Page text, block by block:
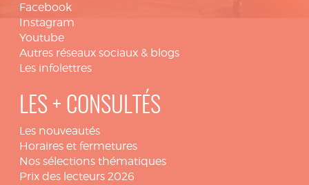
Facebook
Instagram
Youtube
Autres réseaux sociaux & blogs
Les infolettres
LES + CONSULTÉS
Les nouveautés
Horaires et fermetures
Nos sélections thématiques
Prix des lecteurs 2026